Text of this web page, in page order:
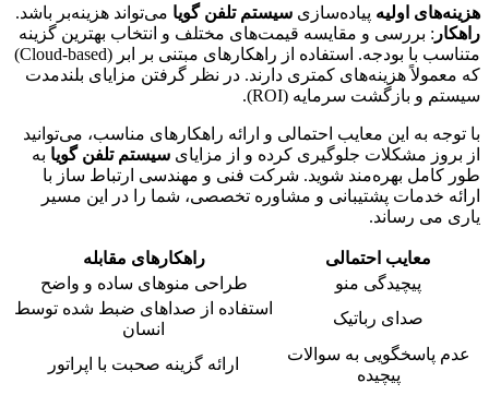
هزینه‌های اولیه پیاده‌سازی سیستم تلفن گویا می‌تواند هزینه‌بر باشد.
راهکار : بررسی و مقایسه قیمت‌های مختلف و انتخاب بهترین گزینه
متناسب با بودجه. استفاده از راهکارهای مبتنی بر ابر (Cloud-based)
که معمولاً هزینه‌های کمتری دارند. در نظر گرفتن مزایای بلندمدت
سیستم و بازگشت سرمایه (ROI).
با توجه به این معایب احتمالی و ارائه راهکارهای مناسب، می‌توانید
از بروز مشکلات جلوگیری کرده و از مزایای سیستم تلفن گویا به
طور کامل بهره‌مند شوید. شرکت فنی و مهندسی ارتباط ساز با
ارائه خدمات پشتیبانی و مشاوره تخصصی، شما را در این مسیر
یاری می رساند.
معایب احتمالی
راهکارهای مقابله
پیچیدگی منو
طراحی منوهای ساده و واضح
صدای رباتیک
استفاده از صداهای ضبط شده توسط
انسان
عدم پاسخگویی به سوالات
پیچیده
ارائه گزینه صحبت با اپراتور